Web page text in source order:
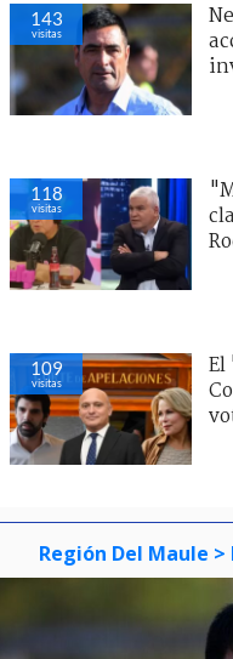
143
visitas
118
visitas
109
visitas
El
Región Del Maule >